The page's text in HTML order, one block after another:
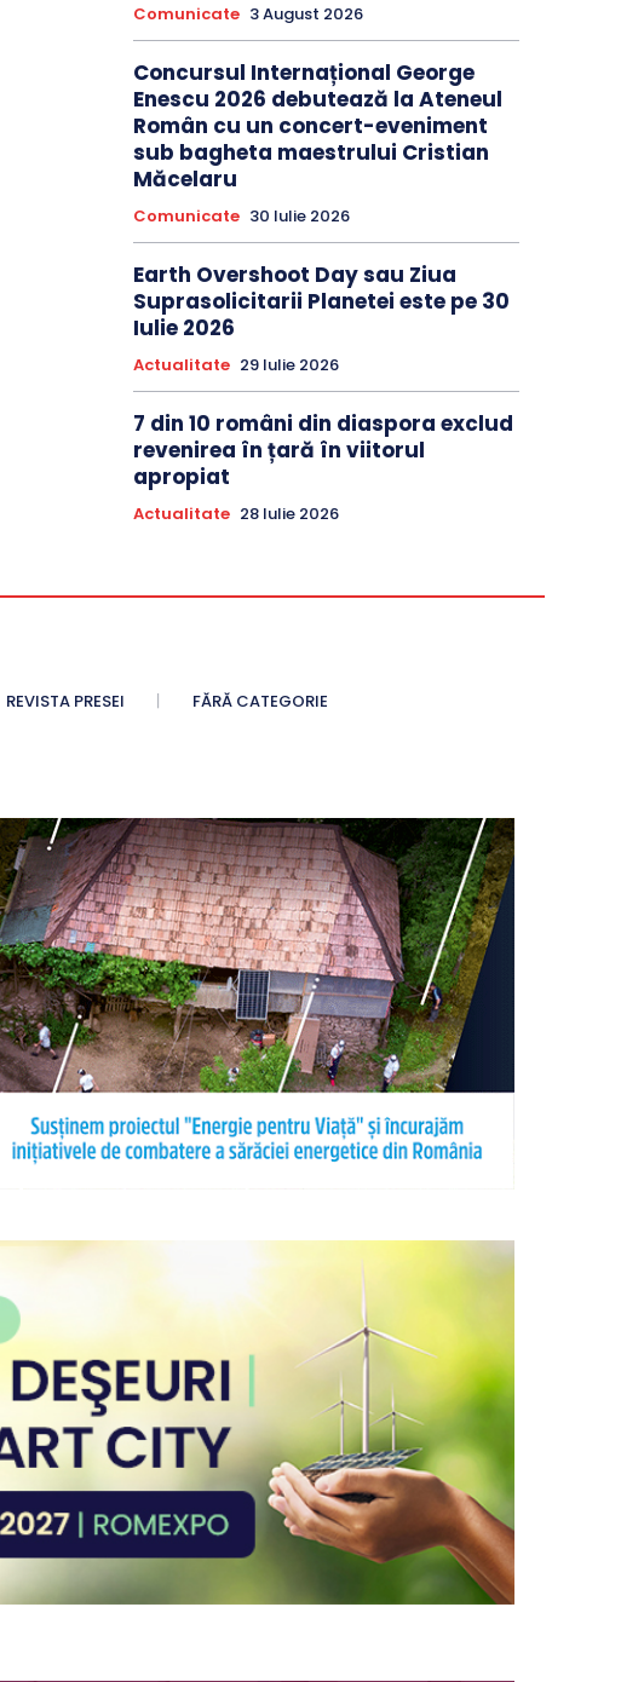
Comunicate 3 August 2026
Concursul Internațional George
Enescu 2026 debutează la Ateneul
Român cu un concert-eveniment
sub bagheta maestrului Cristian
Măcelaru
Comunicate 30 Iulie 2026
Earth Overshoot Day sau Ziua
Suprasolicitarii Planetei este pe 30
Iulie 2026
Actualitate 29 Iulie 2026
7 din 10 români din diaspora exclud
revenirea în țară în viitorul
apropiat
Actualitate 28 Iulie 2026
REVISTA PRESEI FĂRĂ CATEGORIE